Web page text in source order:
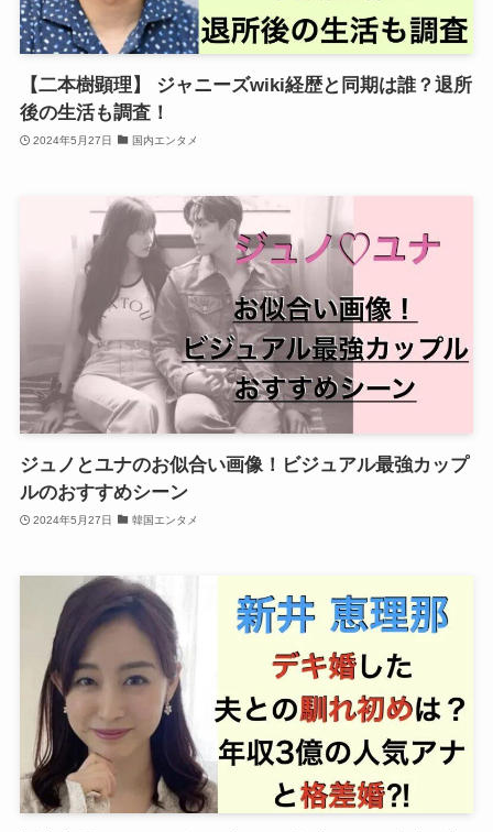
【二本樹顕理】 ジャニーズwiki経歴と同期は誰？退所
後の生活も調査！
2024年5月27日 国内エンタメ
ジュノとユナのお似合い画像！ビジュアル最強カップ
ルのおすすめシーン
2024年5月27日 韓国エンタメ